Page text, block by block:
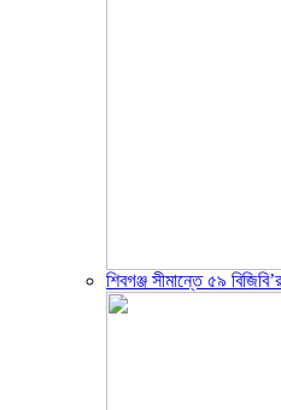
শিবগঞ্জ সীমান্তে ৫৯